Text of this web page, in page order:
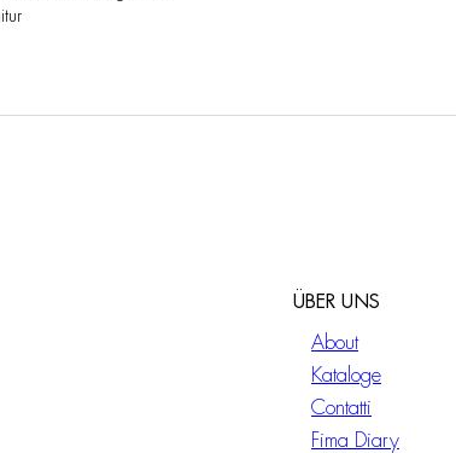
ÜBER UNS
About
Kataloge
Contatti
Fima Diary